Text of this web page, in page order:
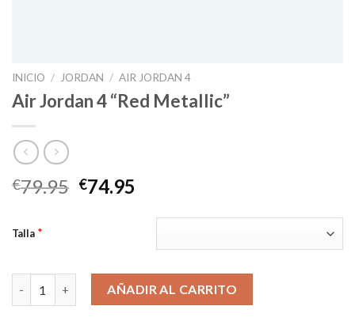
INICIO / JORDAN / AIR JORDAN 4
Air Jordan 4 “Red Metallic”
€79.95 El
€74.95
actual
Talla *
Air Jordan 4 “Red Metallic” cantidad
AÑADIR AL CARRITO